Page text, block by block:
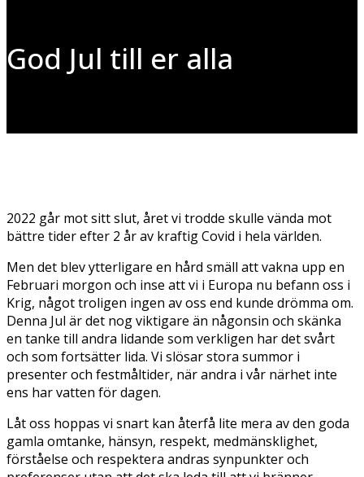
God Jul till er alla
2022 går mot sitt slut, året vi trodde skulle vända mot
bättre tider efter 2 år av kraftig Covid i hela världen.
Men det blev ytterligare en hård smäll att vakna upp en
Februari morgon och inse att vi i Europa nu befann oss i
Krig, något troligen ingen av oss end kunde drömma om.
Denna Jul är det nog viktigare än någonsin och skänka
en tanke till andra lidande som verkligen har det svårt
och som fortsätter lida. Vi slösar stora summor i
presenter och festmåltider, när andra i vår närhet inte
ens har vatten för dagen.
Låt oss hoppas vi snart kan återfå lite mera av den goda
gamla omtanke, hänsyn, respekt, medmänsklighet,
förståelse och respektera andras synpunkter och